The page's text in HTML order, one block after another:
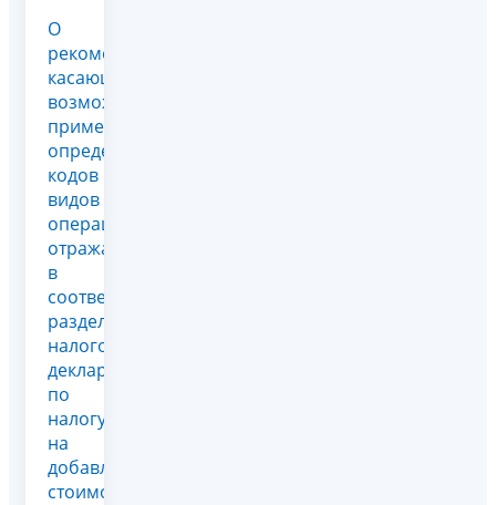
О
рекомендациях,
касающихся
возможности
применения
определенных
кодов
видов
операций,
отражаемых
в
соответствующих
разделах
налоговой
декларации
по
налогу
на
добавленную
стоимость,...